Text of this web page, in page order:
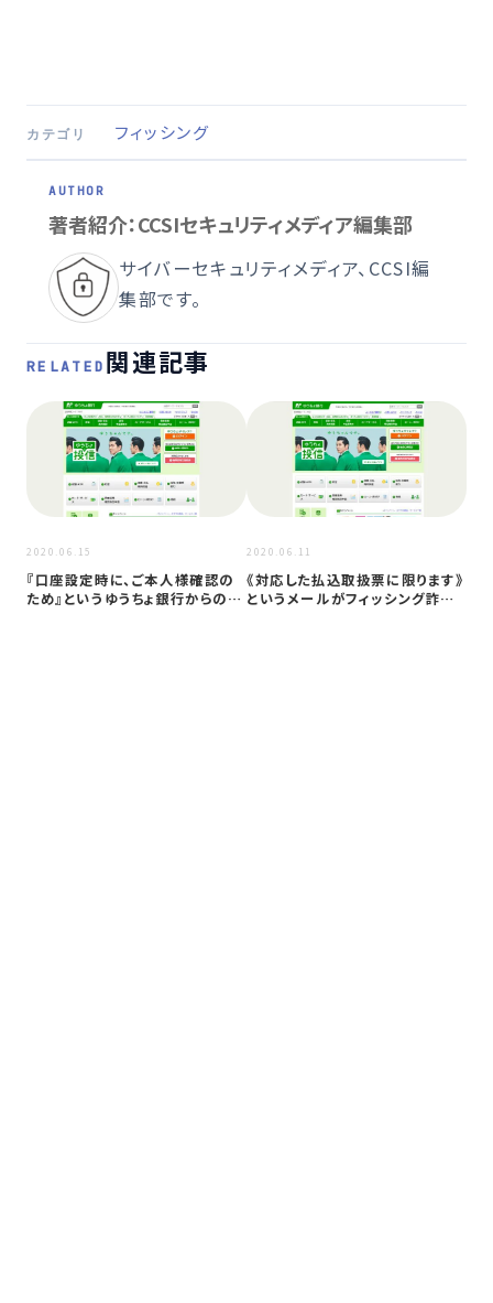
カテゴリ フィッシング
著者紹介：CCSIセキュリティメディア編集部
サイバーセキュリティメディア、CCSI編
集部です。
RELATED 関連記事
2020.06.15
『口座設定時に、ご本人様確認の
ため』というゆうちょ銀行からのメ
2020.06.11
《対応した払込取扱票に限ります》
というメールがフィッシング詐欺